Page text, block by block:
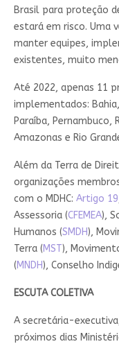
Brasil para proteção
estará em risco. Uma
manter equipes,
existentes, muito
Até 2022, apenas 11
implementados:
Paraíba, Pernambuco,
Amazonas e Rio
Além da Terra de
organizações
com o MDHC: Artigo 19
Assessoria (CFEMEA),
Humanos (SMDH),
Terra (MST),
(MNDH), Conselho
ESCUTA COLETIVA
A secretária-
próximos dias